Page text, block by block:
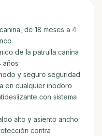
de 18 meses a 4
de la patrulla canina
años
y seguro seguridad
en cualquier inodoro
con sistema
alto y asiento ancho
contra